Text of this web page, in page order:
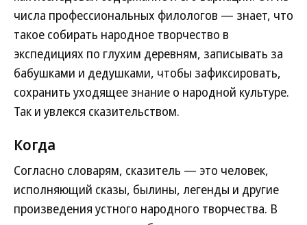
числа профессиональных филологов — знает, что
такое собирать народное творчество в
экспедициях по глухим деревням, записывать за
бабушками и дедушками, чтобы зафиксировать,
сохранить уходящее знание о народной культуре.
Так и увлекся сказительством.
Когда
Согласно словарям, сказитель — это человек,
исполняющий сказы, былины, легенды и другие
произведения устного народного творчества. В